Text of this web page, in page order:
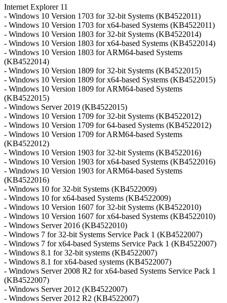
Internet Explorer 11
- Windows 10 Version 1703 for 32-bit Systems (KB4522011)
- Windows 10 Version 1703 for x64-based Systems (KB4522011)
- Windows 10 Version 1803 for 32-bit Systems (KB4522014)
- Windows 10 Version 1803 for x64-based Systems (KB4522014)
- Windows 10 Version 1803 for ARM64-based Systems
(KB4522014)
- Windows 10 Version 1809 for 32-bit Systems (KB4522015)
- Windows 10 Version 1809 for x64-based Systems (KB4522015)
- Windows 10 Version 1809 for ARM64-based Systems
(KB4522015)
- Windows Server 2019 (KB4522015)
- Windows 10 Version 1709 for 32-bit Systems (KB4522012)
- Windows 10 Version 1709 for 64-based Systems (KB4522012)
- Windows 10 Version 1709 for ARM64-based Systems
(KB4522012)
- Windows 10 Version 1903 for 32-bit Systems (KB4522016)
- Windows 10 Version 1903 for x64-based Systems (KB4522016)
- Windows 10 Version 1903 for ARM64-based Systems
(KB4522016)
- Windows 10 for 32-bit Systems (KB4522009)
- Windows 10 for x64-based Systems (KB4522009)
- Windows 10 Version 1607 for 32-bit Systems (KB4522010)
- Windows 10 Version 1607 for x64-based Systems (KB4522010)
- Windows Server 2016 (KB4522010)
- Windows 7 for 32-bit Systems Service Pack 1 (KB4522007)
- Windows 7 for x64-based Systems Service Pack 1 (KB4522007)
- Windows 8.1 for 32-bit systems (KB4522007)
- Windows 8.1 for x64-based systems (KB4522007)
- Windows Server 2008 R2 for x64-based Systems Service Pack 1
(KB4522007)
- Windows Server 2012 (KB4522007)
- Windows Server 2012 R2 (KB4522007)